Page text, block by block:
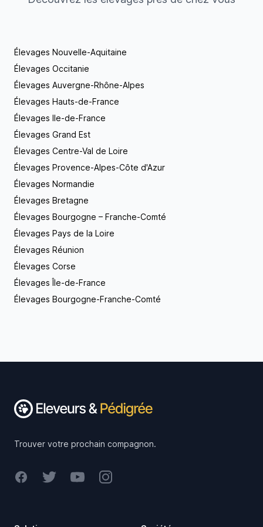
quittent à l’âge de plus de 2 mois, primo-vaccinés,
identifiés par puce électronique et inscrits au LOF.
Un certificat vétérinaire de bonne santé est délivré
au départ du chiot. Nos chiens vivent, en partie, au
aménagée, à côté de notre maison, où ils peuvent
gambader ou se poser tranquillement. Investis dans
notre travail, nous garantissons à nos compagnons
confort et bien être. Si vous souhaitez de plus
amples informations sur notre élevage ou notre
passion, n’hésitez pas à nous contacter ou à nous
répondre à vos demandes !
Élevages Nouvelle-Aquitaine
Élevages Occitanie
Élevages Auvergne-Rhône-Alpes
Élevages Hauts-de-France
Élevages Ile-de-France
Élevages Grand Est
Élevages Centre-Val de Loire
Élevages Provence-Alpes-Côte d'Azur
Élevages Normandie
Élevages Bretagne
Élevages Bourgogne – Franche-Comté
Élevages Pays de la Loire
Élevages Réunion
Élevages Corse
Élevages Île-de-France
Élevages Bourgogne-Franche-Comté
Trouver votre prochain compagnon.
FacebookTwitterYoutubeInstagram